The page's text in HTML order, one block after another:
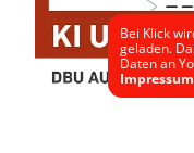
Bei Klick
geladen.
Daten an